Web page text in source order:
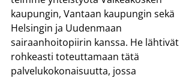
kaupungin, Vantaan kaupungin sekä
Helsingin ja Uudenmaan
sairaanhoitopiirin kanssa. He lähtivät
rohkeasti toteuttamaan tätä
palvelukokonaisuutta, jossa